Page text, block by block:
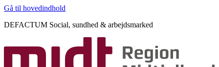
Gå til hovedindhold
DEFACTUM Social, sundhed & arbejdsmarked